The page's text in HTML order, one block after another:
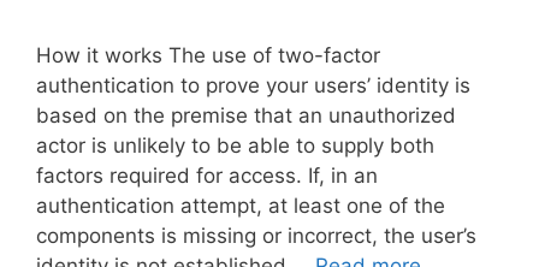
How it works The use of two-factor
authentication to prove your users’ identity is
based on the premise that an unauthorized
actor is unlikely to be able to supply both
factors required for access. If, in an
authentication attempt, at least one of the
components is missing or incorrect, the user’s